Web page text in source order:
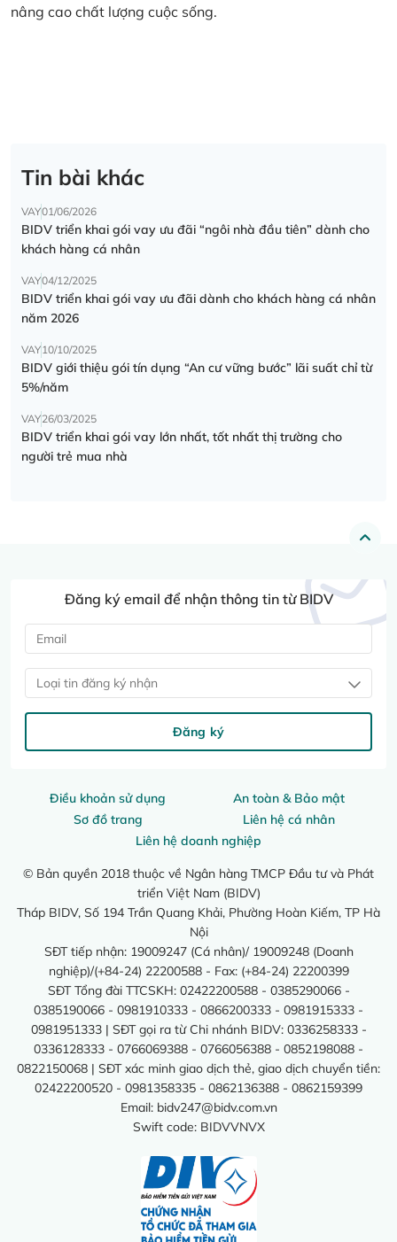
nâng cao chất lượng cuộc sống.
Tin bài khác
VAY01/06/2026
BIDV triển khai gói vay ưu đãi “ngôi nhà đầu tiên” dành cho
khách hàng cá nhân
VAY04/12/2025
BIDV triển khai gói vay ưu đãi dành cho khách hàng cá nhân
năm 2026
VAY10/10/2025
BIDV giới thiệu gói tín dụng “An cư vững bước” lãi suất chỉ từ
5%/năm
VAY26/03/2025
BIDV triển khai gói vay lớn nhất, tốt nhất thị trường cho
người trẻ mua nhà
Điều khoản sử dụng
An toàn & Bảo mật
Sơ đồ trang
Liên hệ cá nhân
Liên hệ doanh nghiệp
© Bản quyền 2018 thuộc về Ngân hàng TMCP Đầu tư và Phát
triển Việt Nam (BIDV)
Tháp BIDV, Số 194 Trần Quang Khải, Phường Hoàn Kiếm, TP Hà
Nội
SĐT tiếp nhận: 19009247 (Cá nhân)/ 19009248 (Doanh
nghiệp)/(+84-24) 22200588 - Fax: (+84-24) 22200399
SĐT Tổng đài TTCSKH: 02422200588 - 0385290066 -
0385190066 - 0981910333 - 0866200333 - 0981915333 -
0981951333 | SĐT gọi ra từ Chi nhánh BIDV: 0336258333 -
0336128333 - 0766069388 - 0766056388 - 0852198088 -
0822150068 | SĐT xác minh giao dịch thẻ, giao dịch chuyển tiền:
02422200520 - 0981358335 - 0862136388 - 0862159399
Email: bidv247@bidv.com.vn
Swift code: BIDVVNVX
Đăng ký email để nhận thông tin từ BIDV
Loại tin đăng ký nhận
Đăng ký